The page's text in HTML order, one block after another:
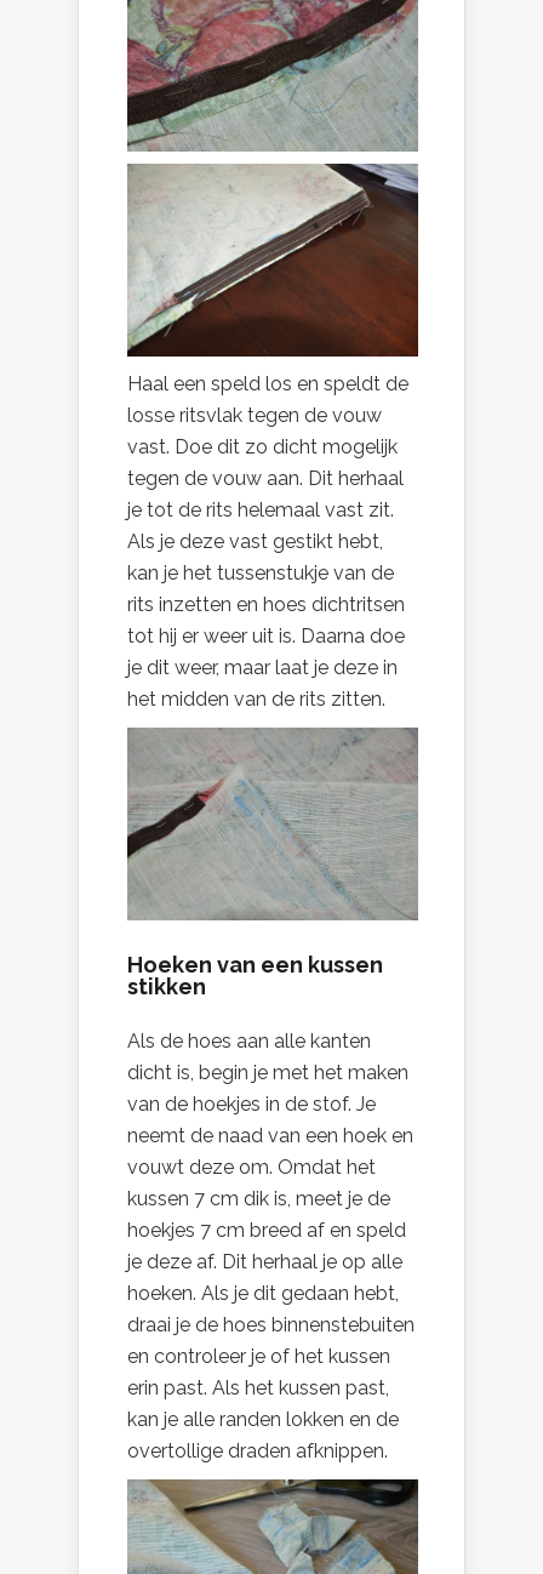
Haal een speld los en speldt de
losse ritsvlak tegen de vouw
vast. Doe dit zo dicht mogelijk
tegen de vouw aan. Dit herhaal
je tot de rits helemaal vast zit.
Als je deze vast gestikt hebt,
kan je het tussenstukje van de
rits inzetten en hoes dichtritsen
tot hij er weer uit is. Daarna doe
je dit weer, maar laat je deze in
het midden van de rits zitten.
Hoeken van een kussen
stikken
Als de hoes aan alle kanten
dicht is, begin je met het maken
van de hoekjes in de stof. Je
neemt de naad van een hoek en
vouwt deze om. Omdat het
kussen 7 cm dik is, meet je de
hoekjes 7 cm breed af en speld
je deze af. Dit herhaal je op alle
hoeken. Als je dit gedaan hebt,
draai je de hoes binnenstebuiten
en controleer je of het kussen
erin past. Als het kussen past,
kan je alle randen lokken en de
overtollige draden afknippen.